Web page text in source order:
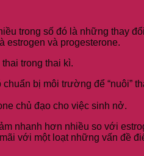
trong số đó là những thay
estrogen và progesterone.
trong thai kì.
bị môi trường để “nuôi”
chủ đạo cho việc sinh nở.
nhanh hơn nhiều so với
với một loạt những vấn đề